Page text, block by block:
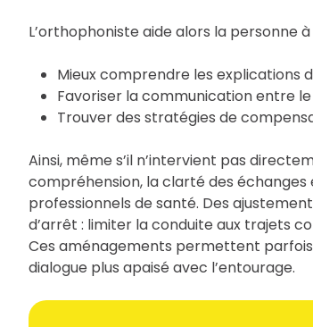
L’orthophoniste aide alors la personne à
Mieux comprendre les explications
Favoriser la communication entre
Trouver des stratégies de
Ainsi, même s’il n’intervient pas
compréhension, la clarté des
professionnels de santé. Des
d’arrêt : limiter la conduite aux trajets
Ces aménagements permettent
dialogue plus apaisé avec l’entourage.